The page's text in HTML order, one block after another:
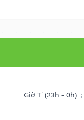
Giờ Tí (23h – 0h) ;